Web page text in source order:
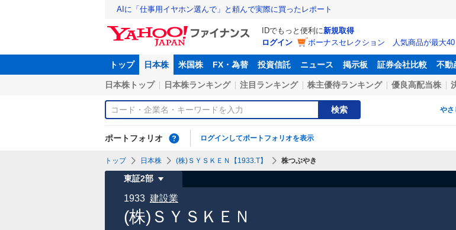
AIに「仕事用イヤホン選んで」と頼んで実際に買ったレポート
IDでもっと便利に新規取得
ログイン
ボーナスセレクション 人気商品が最大40
トップ 日本株 米国株 FX・為替 投資信託 ニュース 掲示板 証券会社比較 不動
日本株トップ 日本株ランキング 注目ランキング 株主優待ランキング 優良高配当株
検索 やさ
ポートフォリオ ログインしてポートフォリオを表示
トップ 日本株 (株)ＳＹＳＫＥＮ【1933.T】 株つぶやき
東証2部
(株)ＳＹＳＫＥＮ
1933 建設業